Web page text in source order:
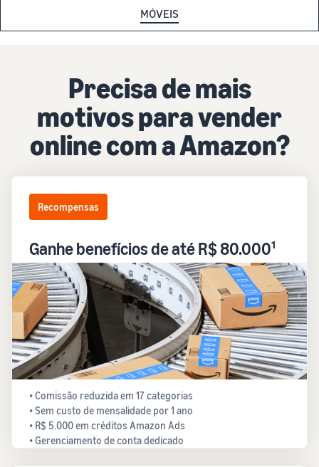
MÓVEIS
Precisa de mais
motivos para vender
online com a Amazon?
• Comissão reduzida em 17 categorias
• Sem custo de mensalidade por 1 ano
• R$ 5.000 em créditos Amazon Ads
• Gerenciamento de conta dedicado
Recompensas
Ganhe benefícios de até R$ 80.000¹